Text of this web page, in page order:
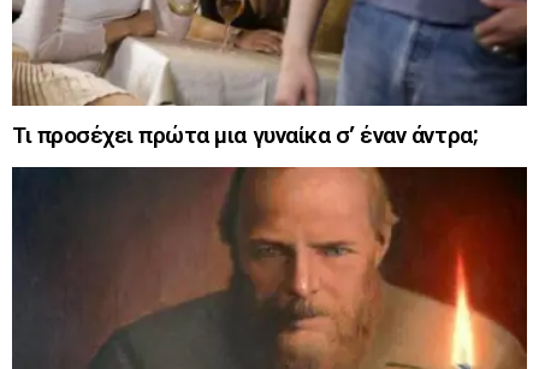
Τι προσέχει πρώτα μια γυναίκα σ’ έναν άντρα;